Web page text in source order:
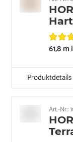
61,8 m
Produktdetails
Art.-Nr.: